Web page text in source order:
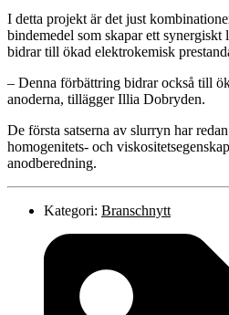
I detta projekt är det just
bindemedel som skapar ett
bidrar till ökad elektrokemisk
– Denna förbättring bidrar också till
anoderna, tillägger Illia Dobryden.
De första satserna av slurryn har
homogenitets- och
anodberedning.
Kategori: Branschnytt